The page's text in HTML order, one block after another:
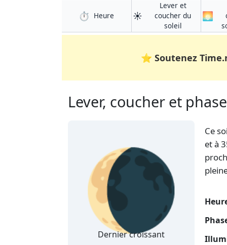
⏱️ Heure à Khān Neshīn
☀️
Lever et
coucher du
soleilà Khān
🌅
⭐ Soutenez
Lever, coucher et
Ce
et à
🌘
Dernier croissant